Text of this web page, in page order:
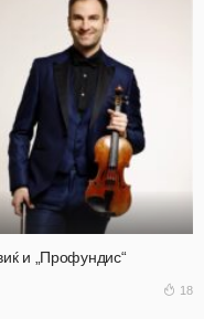
и „Профундис“
18